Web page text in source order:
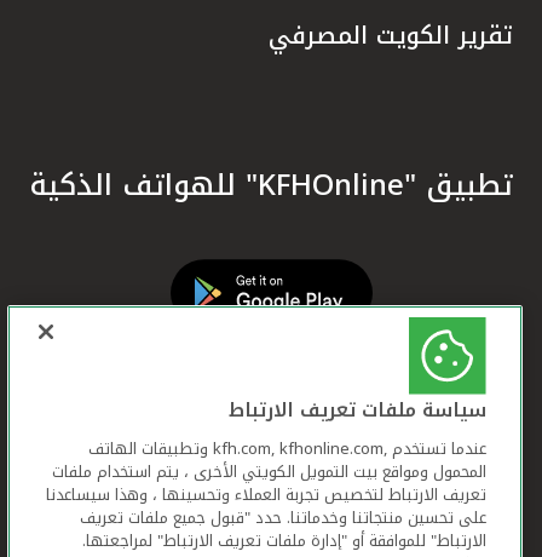
تقرير الكويت المصرفي
تطبيق "KFHOnline" للهواتف الذكية
سياسة ملفات تعريف الارتباط
عندما تستخدم ,kfh.com, kfhonline.com وتطبيقات الهاتف
المحمول ومواقع بيت التمويل الكويتي الأخرى ، يتم استخدام ملفات
تعريف الارتباط لتخصيص تجربة العملاء وتحسينها ، وهذا سيساعدنا
على تحسين منتجاتنا وخدماتنا. حدد "قبول جميع ملفات تعريف
الارتباط" للموافقة أو "إدارة ملفات تعريف الارتباط" لمراجعتها.